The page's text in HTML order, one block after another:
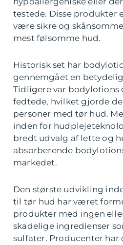
testede. Disse produkter
være sikre og
mest følsomme hud.
Historisk set har
gennemgået en
Tidligere var bodylotions
fedtede, hvilket gjorde
personer med tør hud.
inden for
bredt udvalg af lette og
absorberende
markedet.
Den største udvikling
til tør hud har været
produkter med ingen
skadelige ingredienser
sulfater. Producenter har